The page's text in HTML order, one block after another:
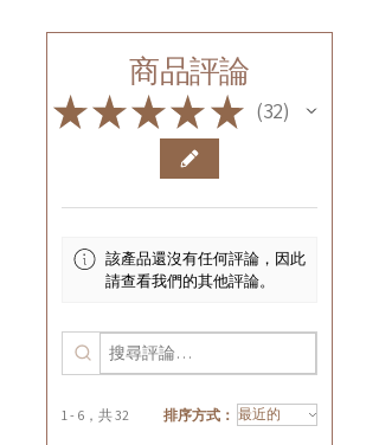
商品評論
★★★★★ 32
32
該產品還沒有任何評論，因此
請查看我們的其他評論。
1 - 6，共 32 排序方式：